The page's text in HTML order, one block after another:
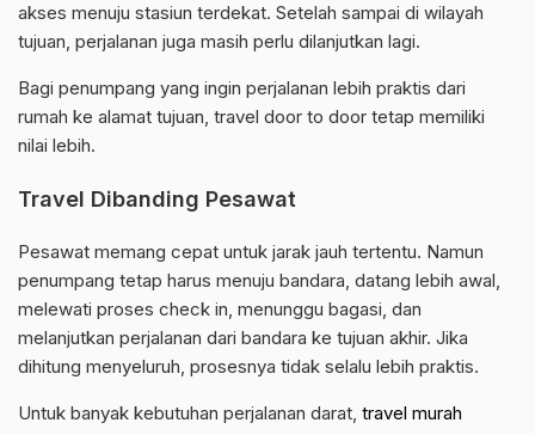
akses menuju stasiun terdekat. Setelah sampai di wilayah
tujuan, perjalanan juga masih perlu dilanjutkan lagi.
Bagi penumpang yang ingin perjalanan lebih praktis dari
rumah ke alamat tujuan, travel door to door tetap memiliki
nilai lebih.
Travel Dibanding Pesawat
Pesawat memang cepat untuk jarak jauh tertentu. Namun
penumpang tetap harus menuju bandara, datang lebih awal,
melewati proses check in, menunggu bagasi, dan
melanjutkan perjalanan dari bandara ke tujuan akhir. Jika
dihitung menyeluruh, prosesnya tidak selalu lebih praktis.
Untuk banyak kebutuhan perjalanan darat, travel murah